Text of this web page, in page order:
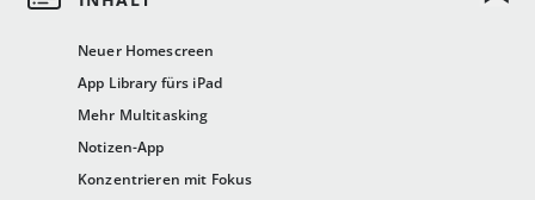
Neuer Homescreen
App Library fürs iPad
Mehr Multitasking
Notizen-App
Konzentrieren mit Fokus